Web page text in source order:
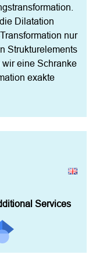
Dilatation
nur
Strukturelements
eine Schranke
exakte
Services